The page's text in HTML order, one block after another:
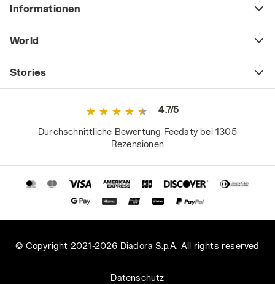
Informationen
World
Stories
4.7/5
Durchschnittliche Bewertung Feedaty bei 1305
Rezensionen
© Copyright 2021-2026 Diadora S.p.A. All rights reserved
Datenschutz